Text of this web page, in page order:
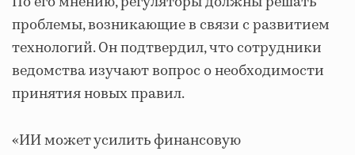
проблемы, возникающие в связи с развитием
технологий. Он подтвердил, что сотрудники
ведомства изучают вопрос о необходимости
принятия новых правил.
«ИИ может усилить финансовую